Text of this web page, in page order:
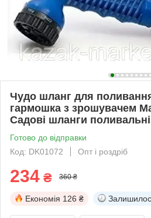
Чудо шланг для
гармошка з зрошувачем
Садові шланги поливальні
Готово до відправки
Код: DK01072
Опт і роздріб
234 ₴ 360 ₴
Економія 126 ₴